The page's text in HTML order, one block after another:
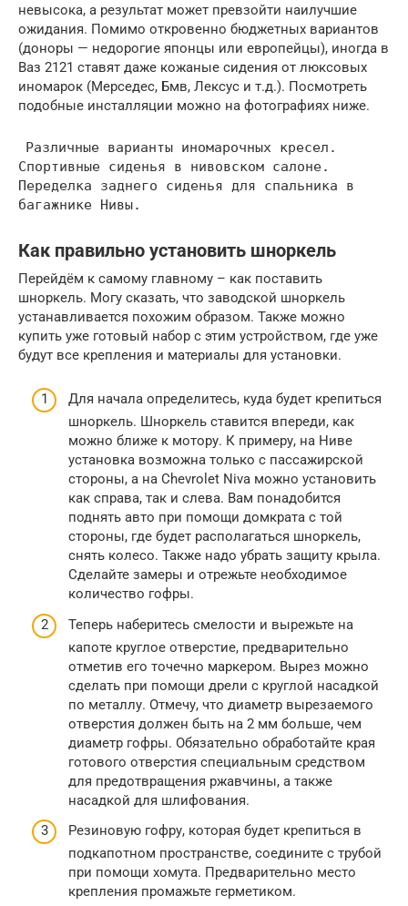
невысока, а результат может превзойти наилучшие
ожидания. Помимо откровенно бюджетных вариантов
(доноры — недорогие японцы или европейцы), иногда в
Ваз 2121 ставят даже кожаные сидения от люксовых
иномарок (Мерседес, Бмв, Лексус и т.д.). Посмотреть
подобные инсталляции можно на фотографиях ниже.
Различные варианты иномарочных кресел.
Спортивные сиденья в нивовском салоне.
Переделка заднего сиденья для спальника в
багажнике Нивы.
Как правильно установить шноркель
Перейдём к самому главному – как поставить
шноркель. Могу сказать, что заводской шноркель
устанавливается похожим образом. Также можно
купить уже готовый набор с этим устройством, где уже
будут все крепления и материалы для установки.
Для начала определитесь, куда будет крепиться
шноркель. Шноркель ставится впереди, как
можно ближе к мотору. К примеру, на Ниве
установка возможна только с пассажирской
стороны, а на Chevrolet Niva можно установить
как справа, так и слева. Вам понадобится
поднять авто при помощи домкрата с той
стороны, где будет располагаться шноркель,
снять колесо. Также надо убрать защиту крыла.
Сделайте замеры и отрежьте необходимое
количество гофры.
Теперь наберитесь смелости и вырежьте на
капоте круглое отверстие, предварительно
отметив его точечно маркером. Вырез можно
сделать при помощи дрели с круглой насадкой
по металлу. Отмечу, что диаметр вырезаемого
отверстия должен быть на 2 мм больше, чем
диаметр гофры. Обязательно обработайте края
готового отверстия специальным средством
для предотвращения ржавчины, а также
насадкой для шлифования.
Резиновую гофру, которая будет крепиться в
подкапотном пространстве, соедините с трубой
при помощи хомута. Предварительно место
крепления промажьте герметиком.